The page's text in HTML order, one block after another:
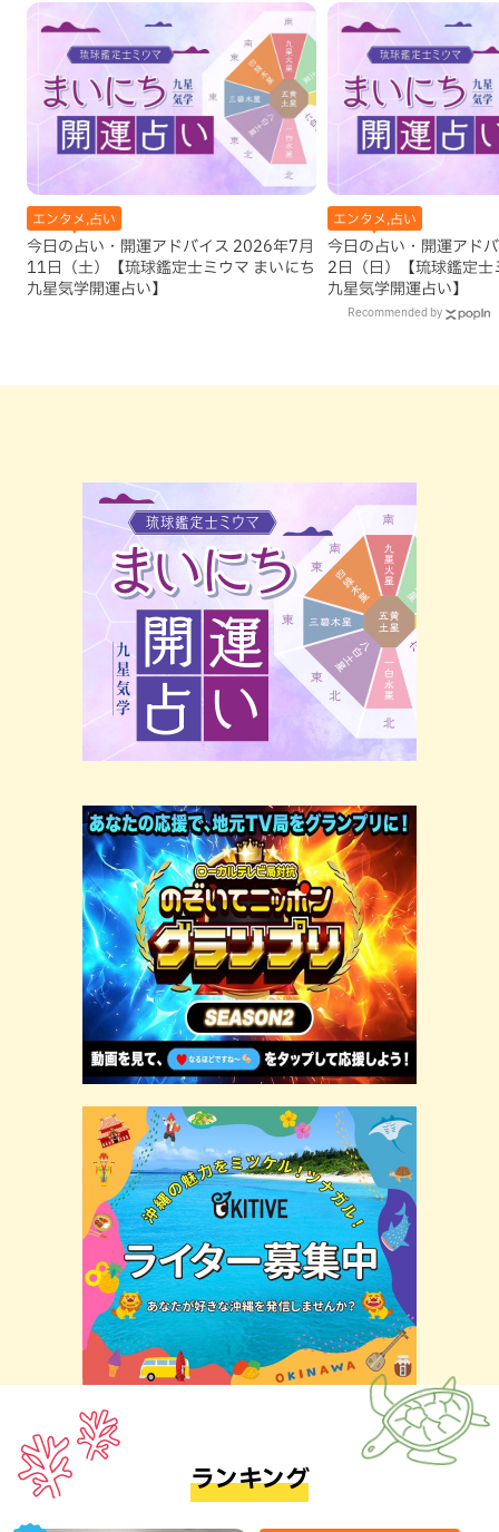
エンタメ,占い
今日の占い・開運アドバイス 2026年7月
11日（土）【琉球鑑定士ミウマ まいにち
九星気学開運占い】
エンタメ,占い
今日の占い・開運アド
2日（日）【琉球鑑定士
九星気学開運占い】
Recommended by
ランキング